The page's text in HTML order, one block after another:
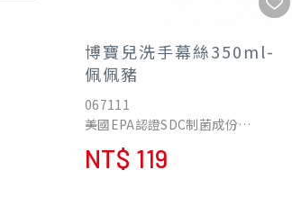
博寶兒洗手幕絲350ml-
佩佩豬
067111
美國EPA認證SDC制菌成份
添加歐盟認證PCA保濕因子
添加了甜蜜香氛的洗手慕絲
NT$ 119